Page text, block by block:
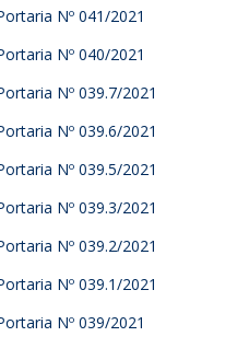
Nº 041/2021
Nº 040/2021
Nº 039.7/2021
Nº 039.6/2021
Nº 039.5/2021
Nº 039.3/2021
Nº 039.2/2021
Nº 039.1/2021
Nº 039/2021